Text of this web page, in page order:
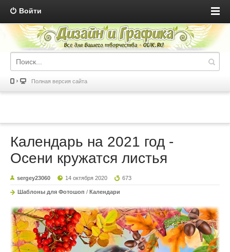
Войти
Полная версия сайта
Календарь на 2021 год -
Осени кружатся листья
sergey23060 14 октября 2020 673
Шаблоны для Фотошоп / Календари